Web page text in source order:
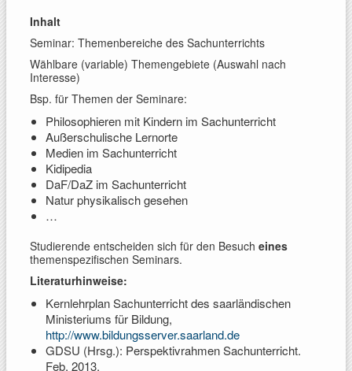
Inhalt
Seminar: Themenbereiche des Sachunterrichts
Wählbare (variable) Themengebiete (Auswahl nach
Interesse)
Bsp. für Themen der Seminare:
Philosophieren mit Kindern im Sachunterricht
Außerschulische Lernorte
Medien im Sachunterricht
Kidipedia
DaF/DaZ im Sachunterricht
Natur physikalisch gesehen
…
Studierende entscheiden sich für den Besuch eines
themenspezifischen Seminars.
Literaturhinweise:
Kernlehrplan Sachunterricht des saarländischen
Ministeriums für Bildung,
http://www.bildungsserver.saarland.de
GDSU (Hrsg.): Perspektivrahmen Sachunterricht.
Feb. 2013.